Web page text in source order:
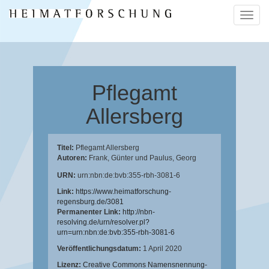
ein-/
Pflegamt
Allersberg
Titel: Pflegamt Allersberg
Autoren: Frank, Günter und Paulus, Georg
URN: urn:nbn:de:bvb:355-rbh-3081-6
Link: https://www.heimatforschung-
regensburg.de/3081
Permanenter Link: http://nbn-
resolving.de/urn/resolver.pl?
urn=urn:nbn:de:bvb:355-rbh-3081-6
Veröffentlichungsdatum: 1 April 2020
Lizenz: Creative Commons Namensnennung-